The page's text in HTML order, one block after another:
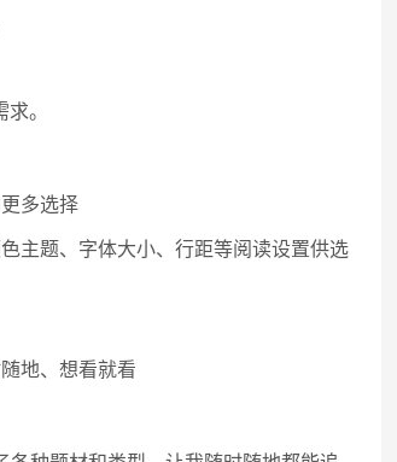
。
多选择
主题、字体大小、行距等阅读设置供选
地、想看就看